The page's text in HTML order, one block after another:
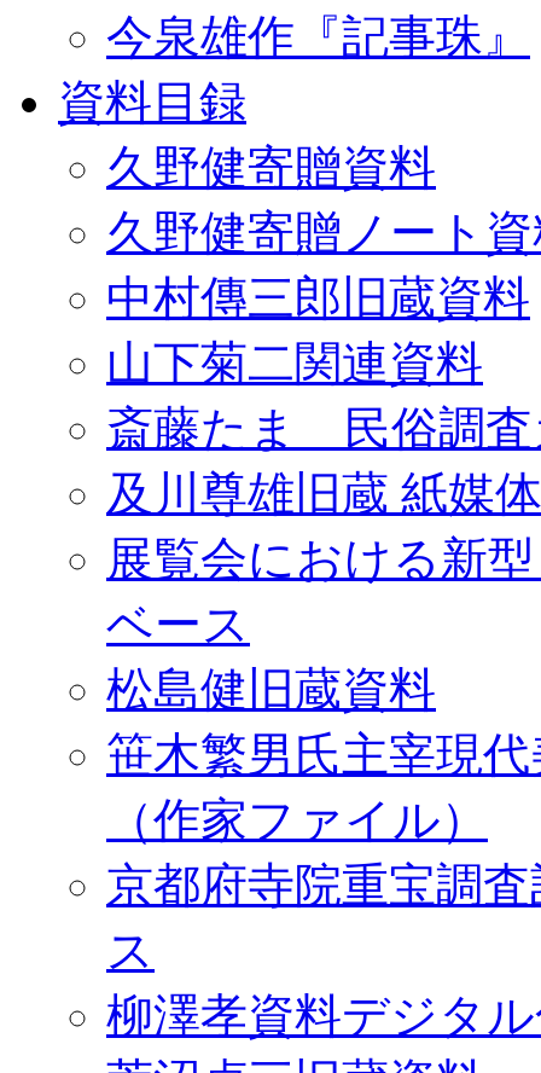
今泉雄作『記事珠』
資料目録
久野健寄贈資料
久野健寄贈ノート
中村傳三郎旧蔵資料
山下菊二関連資料
斎藤たま 民俗調査
及川尊雄旧蔵 紙媒
展覧会における新
ベース
松島健旧蔵資料
笹木繁男氏主宰現
（作家ファイル）
京都府寺院重宝調
ス
柳澤孝資料デジタ